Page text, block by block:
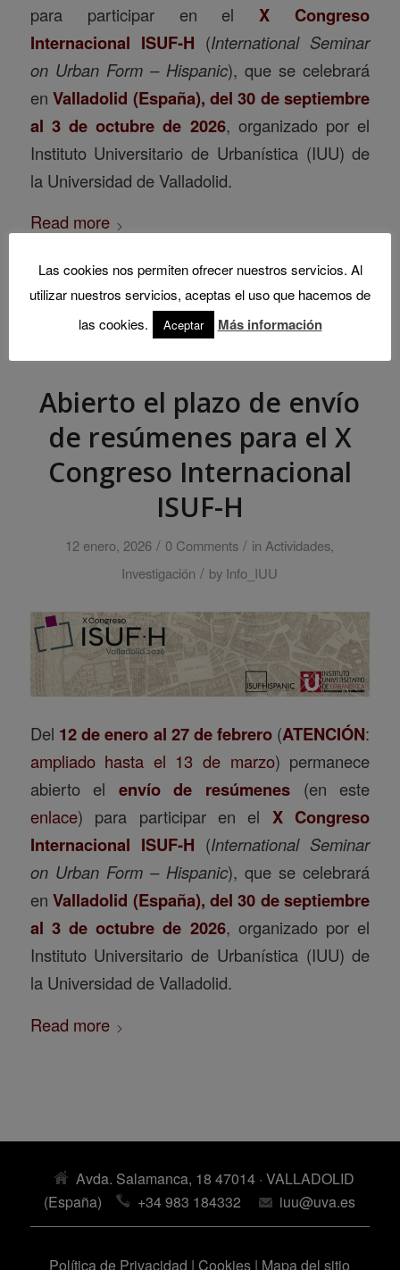
para participar en el X Congreso
Internacional ISUF-H (International Seminar
on Urban Form – Hispanic), que se celebrará
enValladolid (España), del 30 de septiembre
al 3 de octubre de 2026, organizado por el
Instituto Universitario de Urbanística (IUU) de
la Universidad de Valladolid.
Read more
Abierto el plazo de envío
de resúmenes para el X
Congreso Internacional
ISUF-H
12 enero, 2026 / 0 Comments / inActividades,
Investigación / by Info_IUU
Del 12 de enero al 27 de febrero (ATENCIÓN:
ampliado hasta el 13 de marzo) permanece
abierto el envío de resúmenes (en este
enlace) para participar en el X Congreso
Internacional ISUF-H (International Seminar
on Urban Form – Hispanic), que se celebrará
enValladolid (España), del 30 de septiembre
al 3 de octubre de 2026, organizado por el
Instituto Universitario de Urbanística (IUU) de
la Universidad de Valladolid.
Read more
Avda. Salamanca, 18 47014 · VALLADOLID
(España)
+34 983 184332 iuu@uva.es
Política de Privacidad | Cookies | Mapa del sitio
Las cookies nos permiten ofrecer nuestros servicios. Al
utilizar nuestros servicios, aceptas el uso que hacemos de
las cookies.
Aceptar Más información